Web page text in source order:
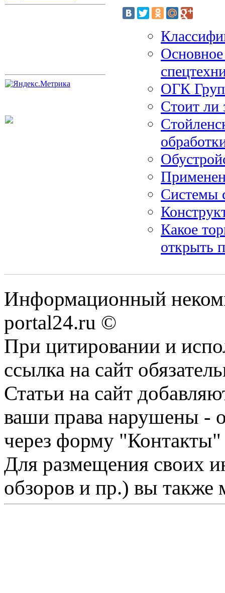
ОГК
Стоит ли
Системы
Какое
открыть
Информационный
portal24.ru ©
При цитировании и
ссылка на сайт
Статьи на сайт
ваши права нарушены -
через форму "Контакты"
Для размещения своих
обзоров и пр.) вы также